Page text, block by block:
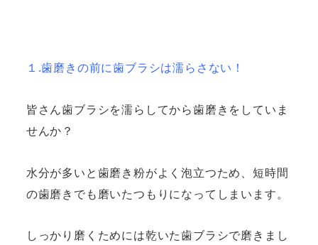
１.歯磨きの前に歯ブラシは濡らさない！
皆さん歯ブラシを濡らしてから歯磨きをしていま
せんか？
水分が多いと歯磨き粉がよく泡立つため、短時間
の歯磨きでも磨いたつもりになってしまいます。
しっかり磨くためには乾いた歯ブラシで磨きまし